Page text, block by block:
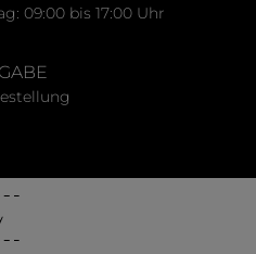
09:00 bis 17:00 Uhr